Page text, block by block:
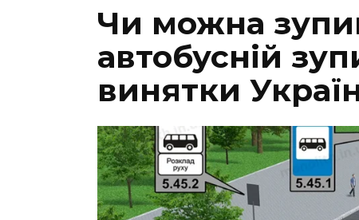
Чи можна
автобусній
винятки